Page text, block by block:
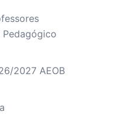
Pedagógico
2027 AEOB